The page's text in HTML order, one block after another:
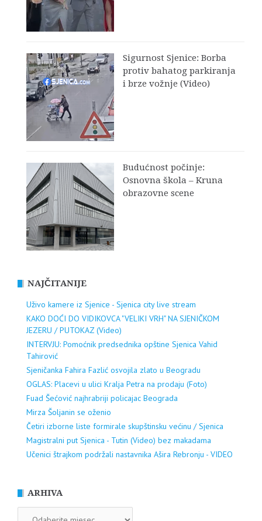
Sigurnost Sjenice: Borba
protiv bahatog parkiranja
i brze vožnje (Video)
Budućnost počinje:
Osnovna škola – Kruna
obrazovne scene
NAJČITANIJE
Uživo kamere iz Sjenice - Sjenica city live stream
KAKO DOĆI DO VIDIKOVCA "VELIKI VRH" NA SJENIČKOM
JEZERU / PUTOKAZ (Video)
INTERVJU: Pomoćnik predsednika opštine Sjenica Vahid
Tahirović
Sjeničanka Fahira Fazlić osvojila zlato u Beogradu
OGLAS: Placevi u ulici Kralja Petra na prodaju (Foto)
Fuad Šećović najhrabriji policajac Beograda
Mirza Šoljanin se oženio
Četiri izborne liste formirale skupštinsku većinu / Sjenica
Magistralni put Sjenica - Tutin (Video) bez makadama
Učenici štrajkom podržali nastavnika Ašira Rebronju - VIDEO
ARHIVA